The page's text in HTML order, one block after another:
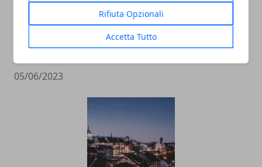
Rifiuta Opzionali
Accetta Tutto
La Svizzera soffre per carenza di
05/06/2023